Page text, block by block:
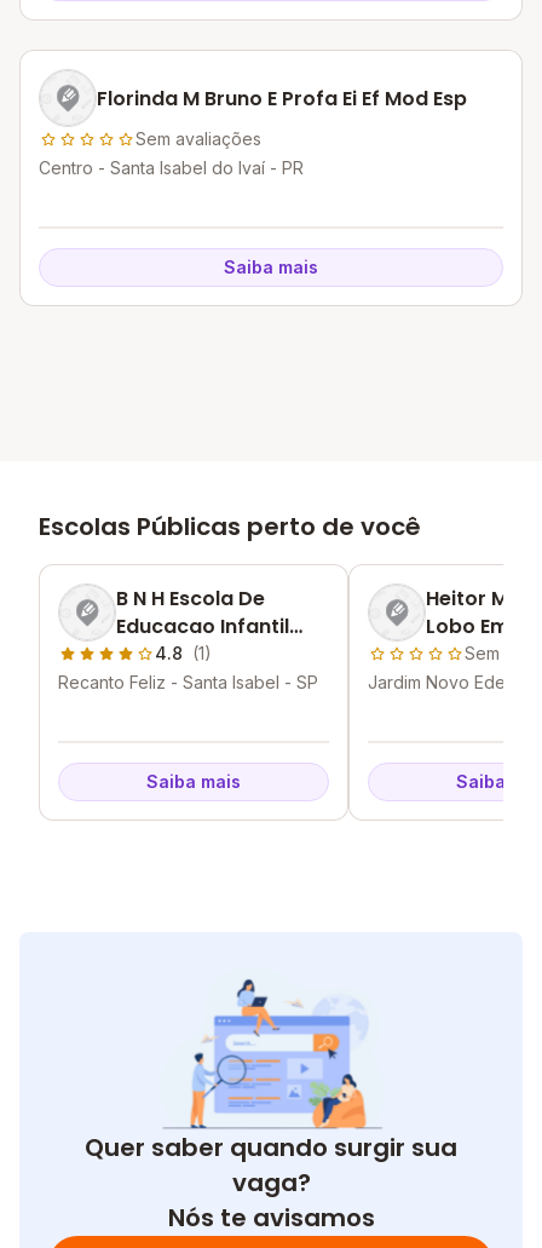
Florinda M Bruno E Profa Ei Ef Mod Esp
Sem avaliações
Centro - Santa Isabel do Ivaí - PR
Saiba mais
Escolas Públicas perto de você
B N H Escola De
Educacao Infantil
Municipal
4.8 (1)
Recanto Feliz - Santa Isabel - SP
Saiba mais
Heitor
Lobo Emei
Sem
Jardim Novo Eden -
Saiba
Quer saber quando surgir sua
vaga?
Nós te avisamos